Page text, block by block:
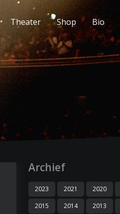
Theater Shop Bio
Archief
2023 2021 2020
2015
2014 2013